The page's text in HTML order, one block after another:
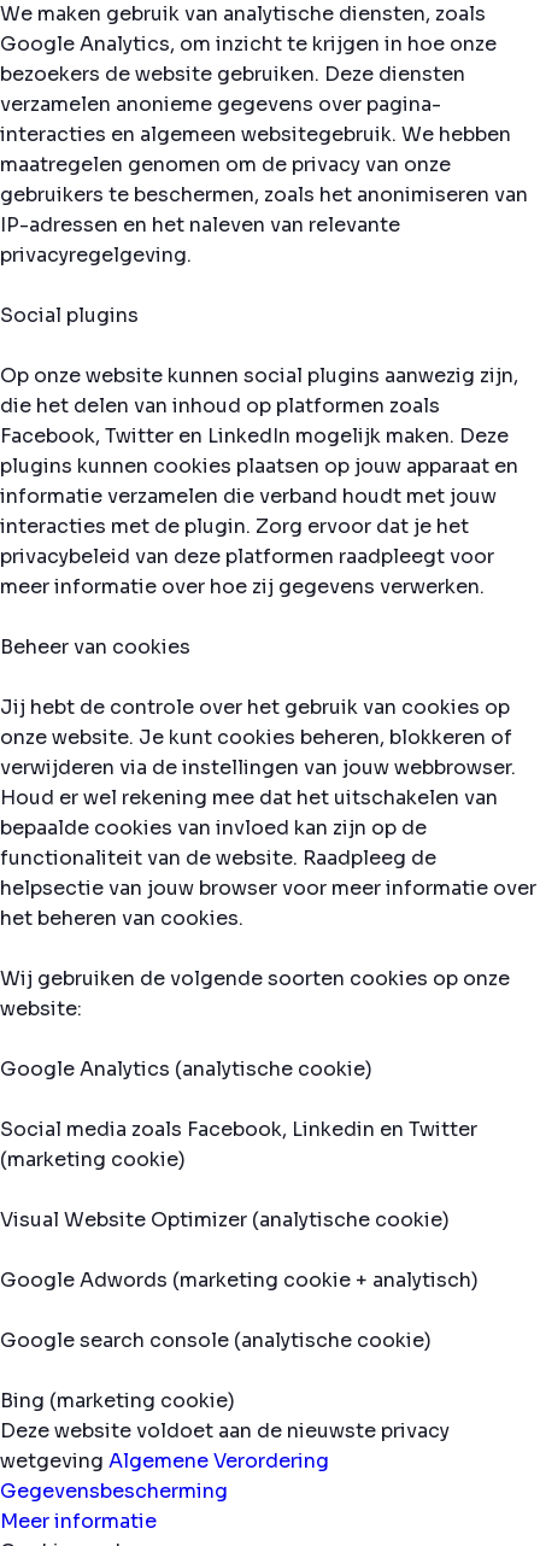
We maken gebruik van analytische diensten, zoals
Google Analytics, om inzicht te krijgen in hoe onze
bezoekers de website gebruiken. Deze diensten
verzamelen anonieme gegevens over pagina-
interacties en algemeen websitegebruik. We hebben
maatregelen genomen om de privacy van onze
gebruikers te beschermen, zoals het anonimiseren van
IP-adressen en het naleven van relevante
privacyregelgeving.
Social plugins
Op onze website kunnen social plugins aanwezig zijn,
die het delen van inhoud op platformen zoals
Facebook, Twitter en LinkedIn mogelijk maken. Deze
plugins kunnen cookies plaatsen op jouw apparaat en
informatie verzamelen die verband houdt met jouw
interacties met de plugin. Zorg ervoor dat je het
privacybeleid van deze platformen raadpleegt voor
meer informatie over hoe zij gegevens verwerken.
Beheer van cookies
Jij hebt de controle over het gebruik van cookies op
onze website. Je kunt cookies beheren, blokkeren of
verwijderen via de instellingen van jouw webbrowser.
Houd er wel rekening mee dat het uitschakelen van
bepaalde cookies van invloed kan zijn op de
functionaliteit van de website. Raadpleeg de
helpsectie van jouw browser voor meer informatie over
het beheren van cookies.
Wij gebruiken de volgende soorten cookies op onze
website:
Google Analytics (analytische cookie)
Social media zoals Facebook, Linkedin en Twitter
(marketing cookie)
Visual Website Optimizer (analytische cookie)
Google Adwords (marketing cookie + analytisch)
Google search console (analytische cookie)
Bing (marketing cookie)
Deze website voldoet aan de nieuwste privacy
wetgeving Algemene Verordering
Gegevensbescherming
Meer informatie